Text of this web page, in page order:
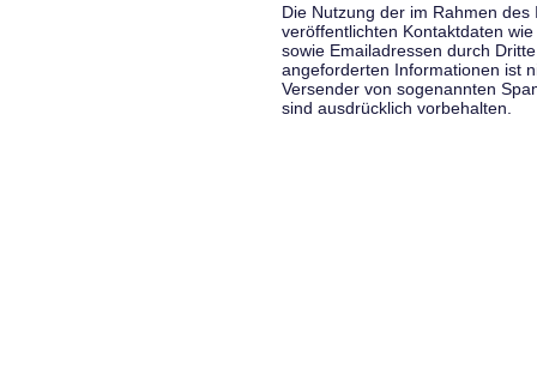
Die Nutzung der im Rahmen
veröffentlichten Kontaktdaten
sowie Emailadressen durch
angeforderten Informationen ist
Versender von sogenannten
sind ausdrücklich vorbehalten.